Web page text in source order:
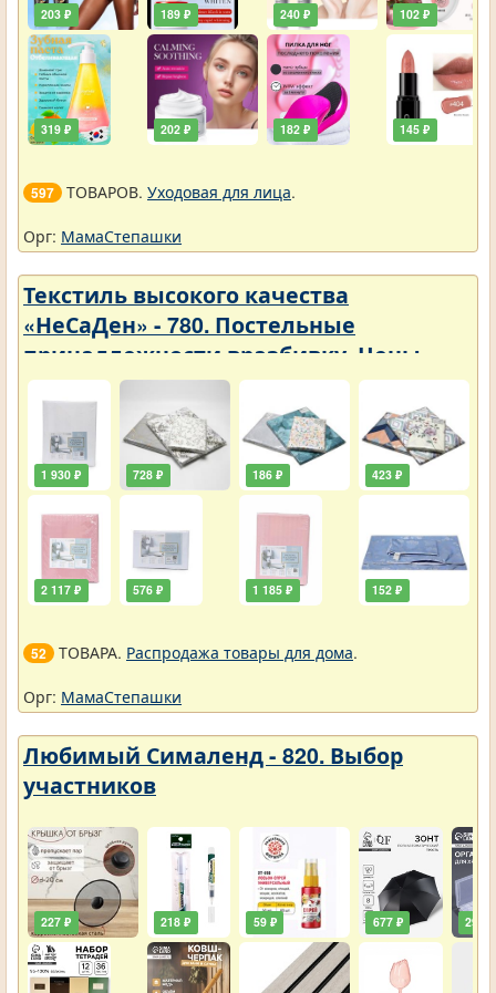
203 ₽
319 ₽
189 ₽
202 ₽
240 ₽
182 ₽
102 ₽
145 ₽
597 ТОВАРОВ. Уходовая для лица.
Орг: МамаСтепашки
Текстиль высокого качества
«НеСаДен» - 780. Постельные
принадлежности вразбивку. Цены
упали
1 930 ₽
2 117 ₽
728 ₽
576 ₽
186 ₽
1 185 ₽
423 ₽
152 ₽
52 ТОВАРА. Распродажа товары для дома.
Орг: МамаСтепашки
Любимый Сималенд - 820. Выбор
участников
227 ₽ 218 ₽ 59 ₽ 677 ₽ 290 ₽